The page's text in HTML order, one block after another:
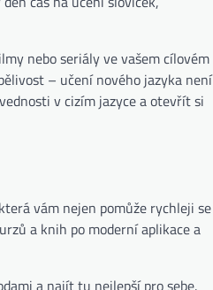
nebo seriály ve vašem cílovém
– učení nového jazyka není
v cizím jazyce a otevřít si
vám nejen pomůže rychleji se
a knih po moderní aplikace a
a najít tu nejlepší pro sebe.